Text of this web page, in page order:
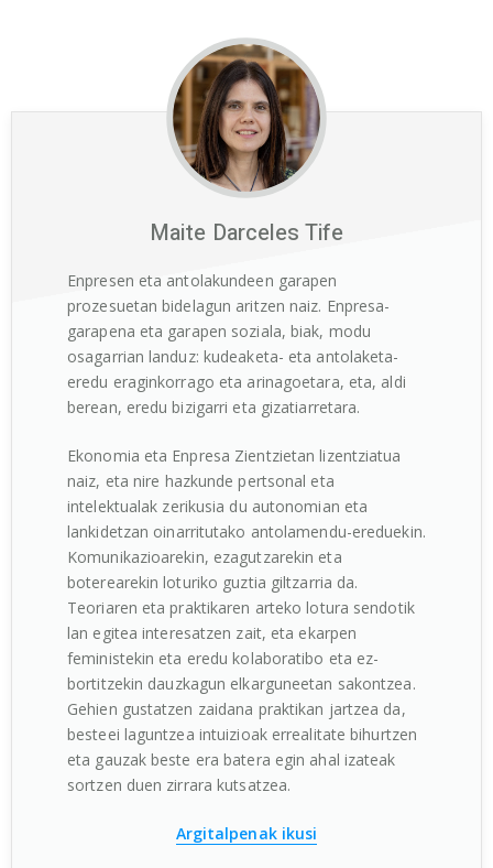
Maite Darceles Tife
Enpresen eta antolakundeen garapen
prozesuetan bidelagun aritzen naiz. Enpresa-
garapena eta garapen soziala, biak, modu
osagarrian landuz: kudeaketa- eta antolaketa-
eredu eraginkorrago eta arinagoetara, eta, aldi
berean, eredu bizigarri eta gizatiarretara.
Ekonomia eta Enpresa Zientzietan lizentziatua
naiz, eta nire hazkunde pertsonal eta
intelektualak zerikusia du autonomian eta
lankidetzan oinarritutako antolamendu-ereduekin.
Komunikazioarekin, ezagutzarekin eta
boterearekin loturiko guztia giltzarria da.
Teoriaren eta praktikaren arteko lotura sendotik
lan egitea interesatzen zait, eta ekarpen
feministekin eta eredu kolaboratibo eta ez-
bortitzekin dauzkagun elkarguneetan sakontzea.
Gehien gustatzen zaidana praktikan jartzea da,
besteei laguntzea intuizioak errealitate bihurtzen
eta gauzak beste era batera egin ahal izateak
sortzen duen zirrara kutsatzea.
Argitalpenak ikusi